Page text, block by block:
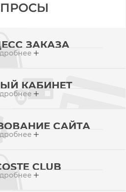
ЗАКАЗА
КАБИНЕТ
CАЙТА
CLUB